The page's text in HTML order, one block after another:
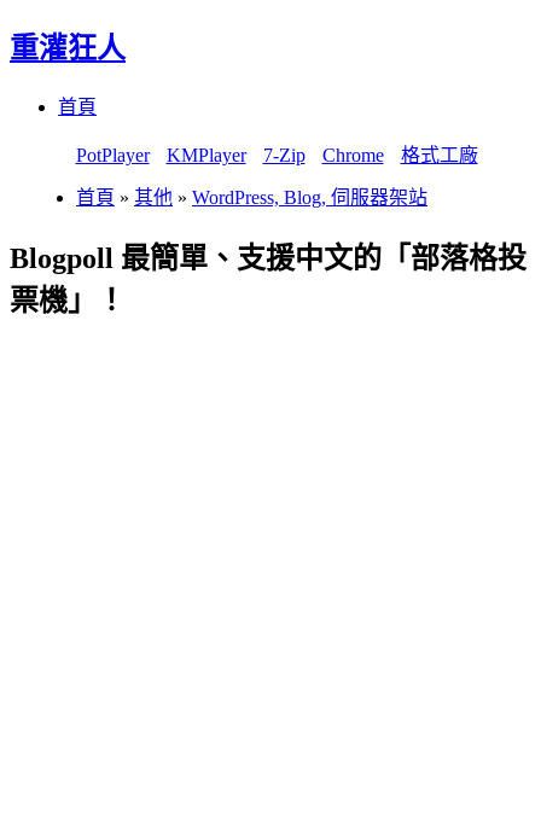
重灌狂人
首頁
PotPlayer KMPlayer 7-Zip Chrome 格式工廠
首頁 » 其他 » WordPress, Blog, 伺服器架站
Blogpoll 最簡單、支援中文的「部落格投
票機」！